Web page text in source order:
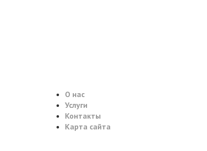
О нас
Услуги
Контакты
Карта сайта